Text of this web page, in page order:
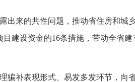
出来的共性问题，推动省住房和城
建设资金的16条措施，带动全省建
骗补表现形式、易发多发环节，向